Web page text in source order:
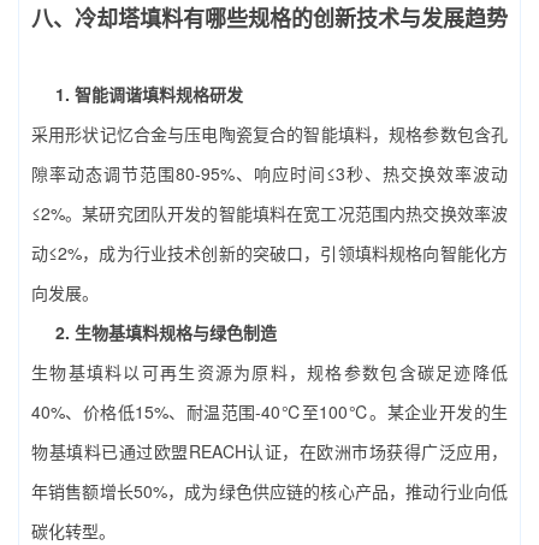
八、冷却塔填料有哪些规格的创新技术与发展趋势
1. 智能调谐填料规格研发
采用形状记忆合金与压电陶瓷复合的智能填料，规格参数包含孔
隙率动态调节范围80-95%、响应时间≤3秒、热交换效率波动
≤2%。某研究团队开发的智能填料在宽工况范围内热交换效率波
动≤2%，成为行业技术创新的突破口，引领填料规格向智能化方
向发展。
2. 生物基填料规格与绿色制造
生物基填料以可再生资源为原料，规格参数包含碳足迹降低
40%、价格低15%、耐温范围-40℃至100℃。某企业开发的生
物基填料已通过欧盟REACH认证，在欧洲市场获得广泛应用，
年销售额增长50%，成为绿色供应链的核心产品，推动行业向低
碳化转型。